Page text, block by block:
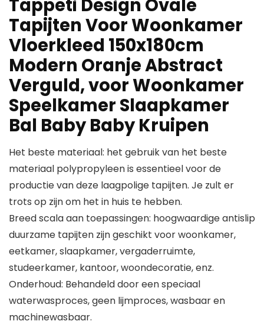
Tappeti Design Ovale
Tapijten Voor Woonkamer
Vloerkleed 150x180cm
Modern Oranje Abstract
Verguld, voor Woonkamer
Speelkamer Slaapkamer
Bal Baby Baby Kruipen
Het beste materiaal: het gebruik van het beste
materiaal polypropyleen is essentieel voor de
productie van deze laagpolige tapijten. Je zult er
trots op zijn om het in huis te hebben.
Breed scala aan toepassingen: hoogwaardige antislip
duurzame tapijten zijn geschikt voor woonkamer,
eetkamer, slaapkamer, vergaderruimte,
studeerkamer, kantoor, woondecoratie, enz.
Onderhoud: Behandeld door een speciaal
waterwasproces, geen lijmproces, wasbaar en
machinewasbaar.